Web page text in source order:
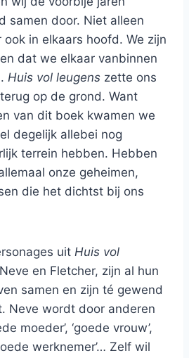
samen door. Niet alleen
ook in elkaars hoofd. We zijn
dat we elkaar vanbinnen
Huis vol leugens zette ons
op de grond. Want
van dit boek kwamen we
degelijk allebei nog
terrein hebben. Hebben
onze geheimen,
die het dichtst bij ons
uit Huis vol
en Fletcher, zijn al hun
samen en zijn té gewend
Neve wordt door anderen
moeder’, ‘goede vrouw’,
werknemer’… Zelf wil